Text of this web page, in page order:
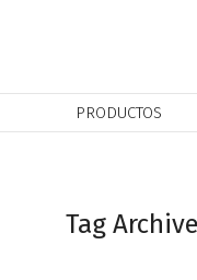
PRODUCTOS
Tag